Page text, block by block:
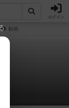
ログイン
動画